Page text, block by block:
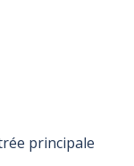
principale